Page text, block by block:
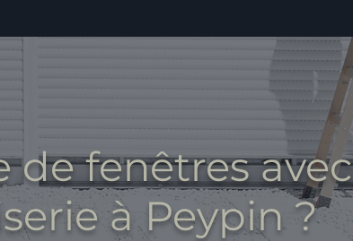
de fenêtres avec
à Peypin ?